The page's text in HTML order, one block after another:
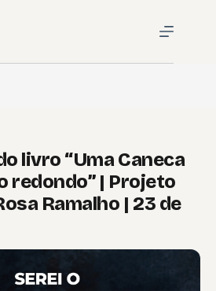
livro “Uma Caneca
redondo” | Projeto
Ramalho | 23 de